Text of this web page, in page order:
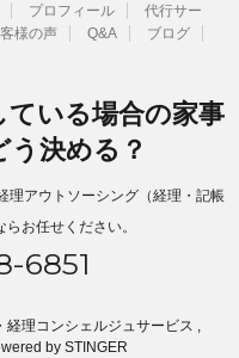
プロフィール
代行サー
様の声 Q&A
ブログ
ている場合の家事
決める？
理アウトソーシング（経理・記帳
お任せください。
6851
理コンシェルジュサービス ,
by STINGER